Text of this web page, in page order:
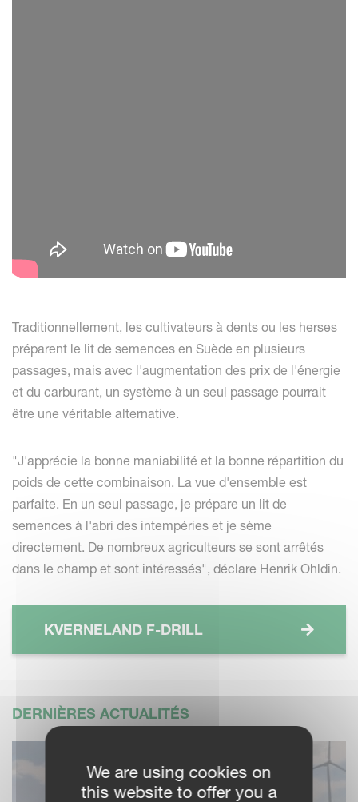
Traditionnellement, les cultivateurs à dents ou les herses
préparent le lit de semences en Suède en plusieurs
passages, mais avec l'augmentation des prix de l'énergie
et du carburant, un système à un seul passage pourrait
être une véritable alternative.
"J'apprécie la bonne maniabilité et la bonne répartition du
poids de cette combinaison. La vue d'ensemble est
parfaite. En un seul passage, je prépare un lit de
semences à l'abri des intempéries et je sème
directement. De nombreux agriculteurs se sont arrêtés
dans le champ et sont intéressés", déclare Henrik Ohldin.
KVERNELAND F-DRILL
DERNIÈRES ACTUALITÉS
We are using cookies on
this website to offer you a